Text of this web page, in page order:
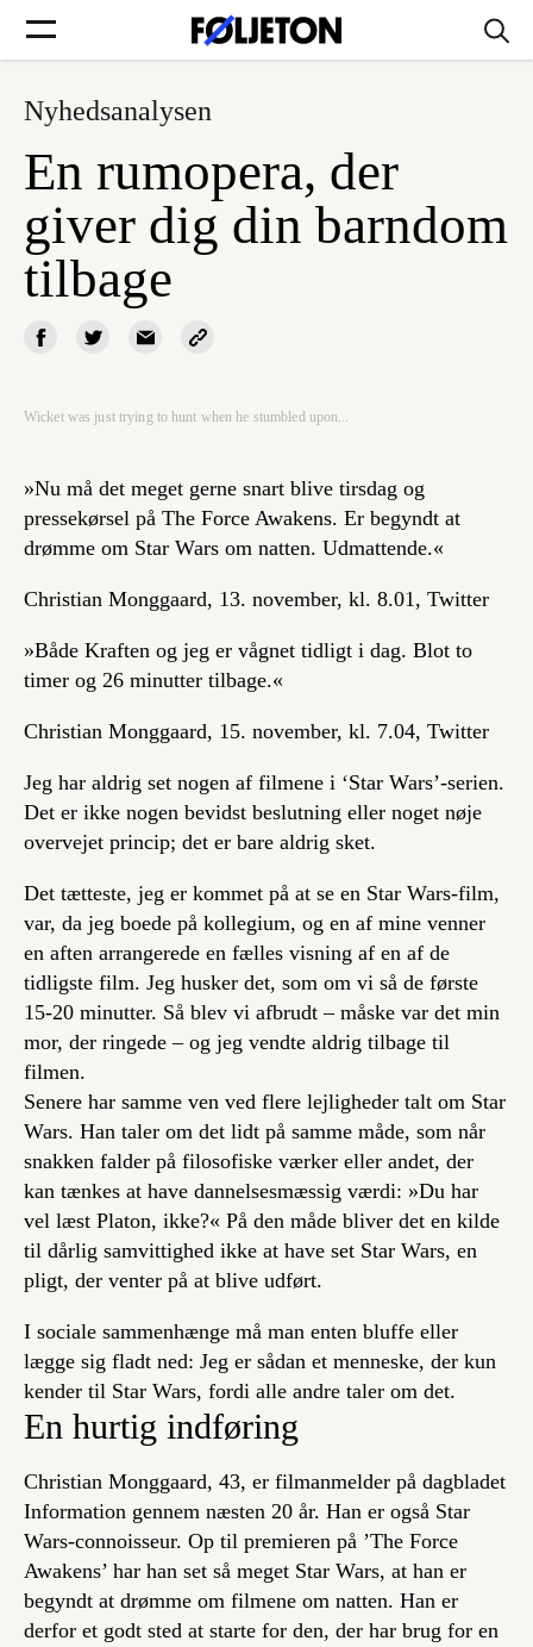
Forsider
Føljetoner
Søg
Min side
Log ind
Nyhedsanalysen
En rumopera, der
giver dig din barndom
tilbage
Wicket was just trying to hunt when he stumbled upon...
»Nu må det meget gerne snart blive tirsdag og
pressekørsel på The Force Awakens. Er begyndt at
drømme om Star Wars om natten. Udmattende.«
Christian Monggaard, 13. november, kl. 8.01, Twitter
»Både Kraften og jeg er vågnet tidligt i dag. Blot to
timer og 26 minutter tilbage.«
Christian Monggaard, 15. november, kl. 7.04, Twitter
Jeg har aldrig set nogen af filmene i ‘Star Wars’-serien.
Det er ikke nogen bevidst beslutning eller noget nøje
overvejet princip; det er bare aldrig sket.
Det tætteste, jeg er kommet på at se en Star Wars-film,
var, da jeg boede på kollegium, og en af mine venner
en aften arrangerede en fælles visning af en af de
tidligste film. Jeg husker det, som om vi så de første
15-20 minutter. Så blev vi afbrudt – måske var det min
mor, der ringede – og jeg vendte aldrig tilbage til
filmen.
Senere har samme ven ved flere lejligheder talt om Star
Wars. Han taler om det lidt på samme måde, som når
snakken falder på filosofiske værker eller andet, der
kan tænkes at have dannelsesmæssig værdi: »Du har
vel læst Platon, ikke?« På den måde bliver det en kilde
til dårlig samvittighed ikke at have set Star Wars, en
pligt, der venter på at blive udført.
I sociale sammenhænge må man enten bluffe eller
lægge sig fladt ned: Jeg er sådan et menneske, der kun
kender til Star Wars, fordi alle andre taler om det.
En hurtig indføring
Christian Monggaard, 43, er filmanmelder på dagbladet
Information gennem næsten 20 år. Han er også Star
Wars-connoisseur. Op til premieren på ’The Force
Awakens’ har han set så meget Star Wars, at han er
begyndt at drømme om filmene om natten. Han er
derfor et godt sted at starte for den, der har brug for en